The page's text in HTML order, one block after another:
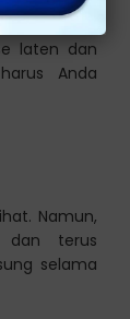
laten dan
Anda
Namun,
terus
selama